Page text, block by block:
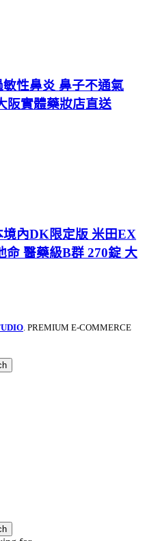
敏性鼻炎 鼻子不通氣
阪實體藥妝店直送
境內DK限定版 米田EX
命 醫藥級B群 270錠 大
. PREMIUM E-COMMERCE